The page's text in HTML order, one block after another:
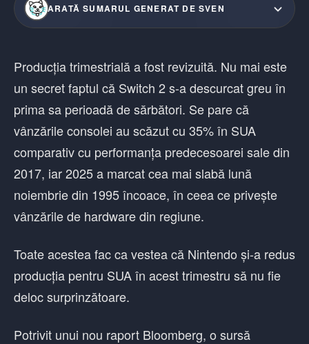
ARATĂ SUMARUL GENERAT DE SVEN
Producția trimestrială a fost revizuită. Nu mai este
un secret faptul că Switch 2 s-a descurcat greu în
prima sa perioadă de sărbători. Se pare că
vânzările consolei au scăzut cu 35% în SUA
comparativ cu performanța predecesoarei sale din
2017, iar 2025 a marcat cea mai slabă lună
noiembrie din 1995 încoace, în ceea ce privește
vânzările de hardware din regiune.
Toate acestea fac ca vestea că Nintendo și-a redus
producția pentru SUA în acest trimestru să nu fie
deloc surprinzătoare.
Potrivit unui nou raport Bloomberg, o sursă